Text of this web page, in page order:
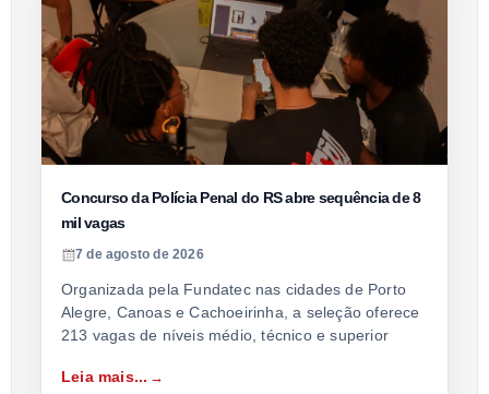
Concurso da Polícia Penal do RS abre sequência de 8
mil vagas
7 de agosto de 2026
Organizada pela Fundatec nas cidades de Porto
Alegre, Canoas e Cachoeirinha, a seleção oferece
213 vagas de níveis médio, técnico e superior
Leia mais...